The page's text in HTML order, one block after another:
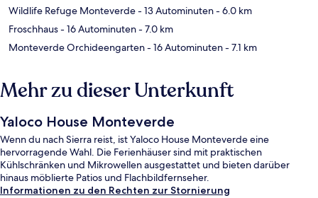
Wildlife Refuge Monteverde- 13 Autominuten- 6.0 km
Froschhaus- 16 Autominuten- 7.0 km
Monteverde Orchideengarten- 16 Autominuten- 7.1 km
Mehr zu dieser Unterkunft
Yaloco House Monteverde
Wenn du nach Sierra reist, ist Yaloco House Monteverde eine
hervorragende Wahl. Die Ferienhäuser sind mit praktischen
Kühlschränken und Mikrowellen ausgestattet und bieten darüber
hinaus möblierte Patios und Flachbildfernseher.
Informationen zu den Rechten zur Stornierung